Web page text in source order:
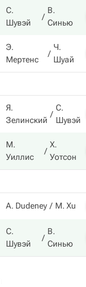
С.
Шувэй
В.
Синью
Э.
Мертенс
Ч.
Шуай
Я.
Зелинский
С.
Шувэй
М.
Уиллис
Х.
Уотсон
A. Dudeney M. Xu
С.
Шувэй
В.
Синью